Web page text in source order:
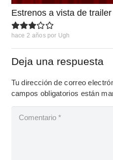
Estrenos a vista de
hace 2 años por Ugh
Deja una respuesta
Tu dirección de correo
campos obligatorios están